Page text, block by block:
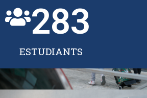
ESTUDIANTS
283